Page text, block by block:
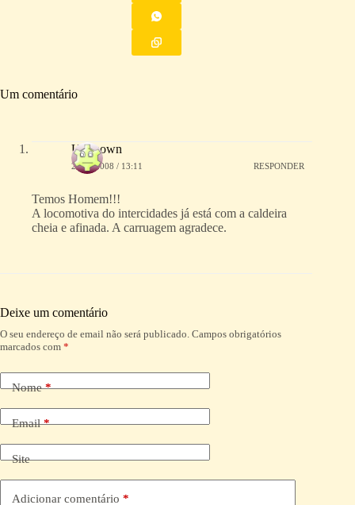
Um comentário
Unknown
24/03/2008 / 13:11 RESPONDER
Temos Homem!!!
A locomotiva do intercidades já está com a caldeira
cheia e afinada. A carruagem agradece.
Deixe um comentário
O seu endereço de email não será publicado. Campos obrigatórios
marcados com *
Nome*
Email*
Site
Adicionar comentário *
A
l
r
n
v
e